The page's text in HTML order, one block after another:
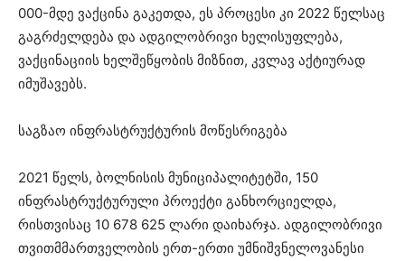
000-მდე ვაქცინა გაკეთდა, ეს პროცესი კი 2022 წელსაც
გაგრძელდება და ადგილობრივი ხელისუფლება,
ვაქცინაციის ხელშეწყობის მიზნით, კვლავ აქტიურად
იმუშავებს.
საგზაო ინფრასტრუქტურის მოწესრიგება
2021 წელს, ბოლნისის მუნიციპალიტეტში, 150
ინფრასტრუქტურული პროექტი განხორციელდა,
რისთვისაც 10 678 625 ლარი დაიხარჯა. ადგილობრივი
თვითმმართველობის ერთ-ერთი უმნიშვნელოვანესი